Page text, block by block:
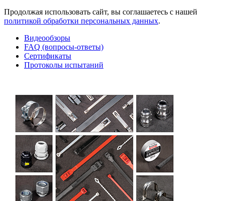
Продолжая использовать сайт, вы соглашаетесь с нашей
политикой обработки персональных данных.
Видеообзоры
FAQ (вопросы-ответы)
Сертификаты
Протоколы испытаний